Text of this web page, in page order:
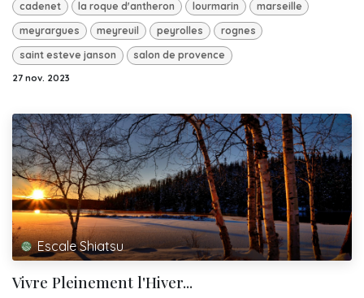
cadenet la roque d'antheron lourmarin marseille
meyrargues meyreuil peyrolles rognes
saint esteve janson salon de provence
27 nov. 2023
Escale Shiatsu
Vivre Pleinement l'Hiver...